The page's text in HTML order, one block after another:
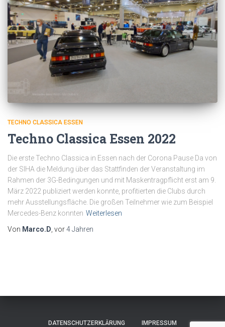
TECHNO CLASSICA ESSEN
Techno Classica Essen 2022
Die erste Techno Classica in Essen nach der Corona Pause Da von
der SIHA die Meldung über das Stattfinden der Veranstaltung im
Rahmen der 3G-Bedingungen und mit Maskentragpflicht erst am 9.
März 2022 publiziert werden konnte, profitierten die Clubs durch
mehr Ausstellungsfläche. Die großen Teilnehmer wie zum Beispiel
Mercedes-Benz konnten Weiterlesen
Von Marco.D , vor4 Jahren
DATENSCHUTZERKLÄRUNG IMPRESSUM